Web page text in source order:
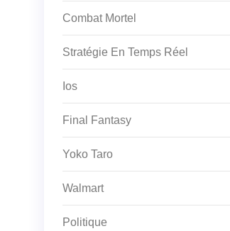
Combat Mortel
Stratégie En Temps Réel
Ios
Final Fantasy
Yoko Taro
Walmart
Politique